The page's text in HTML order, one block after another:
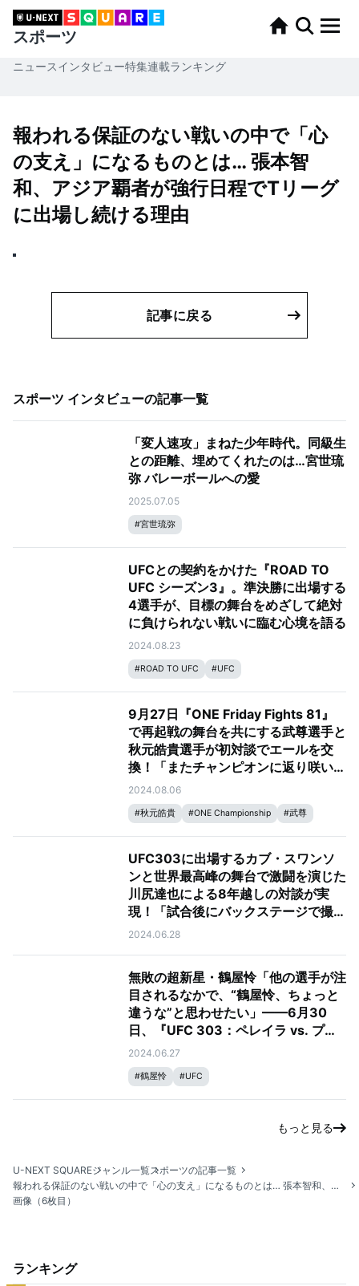
スポーツ
ニュースインタビュー特集連載ランキング
報われる保証のない戦いの中で「心
の支え」になるものとは… 張本智
和、アジア覇者が強行日程でTリーグ
に出場し続ける理由
記事に戻る
スポーツ インタビューの記事一覧
「変人速攻」まねた少年時代。同級生
との距離、埋めてくれたのは…宮世琉
弥 バレーボールへの愛
2025.07.05
#宮世琉弥
UFCとの契約をかけた『ROAD TO
UFC シーズン3』。準決勝に出場する
4選手が、目標の舞台をめざして絶対
に負けられない戦いに臨む心境を語る
2024.08.23
#ROAD TO UFC #UFC
9月27日『ONE Friday Fights 81』
で再起戦の舞台を共にする武尊選手と
秋元皓貴選手が初対談でエールを交
換！「またチャンピオンに返り咲いて
ほしい」（武尊）、「信念を貫きつ
つ、レベルアップして勝ってくれた
ら」（秋元）
2024.08.06
#秋元皓貴 #ONE Championship #武尊
UFC303に出場するカブ・スワンソ
ンと世界最高峰の舞台で激闘を演じた
川尻達也による8年越しの対談が実
現！「試合後にバックステージで撮っ
た写真を大切にしています（スワンソ
2024.06.28
無敗の超新星・鶴屋怜「他の選手が注
目されるなかで、“鶴屋怜、ちょっと
違うな”と思わせたい」——6月30
日、『UFC 303：ペレイラ vs. プロ
ハースカ』で待望のUFCデビュー！
2024.06.27
#鶴屋怜 #UFC
もっと見る
U-NEXT SQUAREジャンル一覧スポーツの記事一覧
報われる保証のない戦いの中で「心の支え」になるものとは… 張本智和、アジア覇者が強行日程でTリーグに出場し続ける理由
画像（6枚目）
ランキング